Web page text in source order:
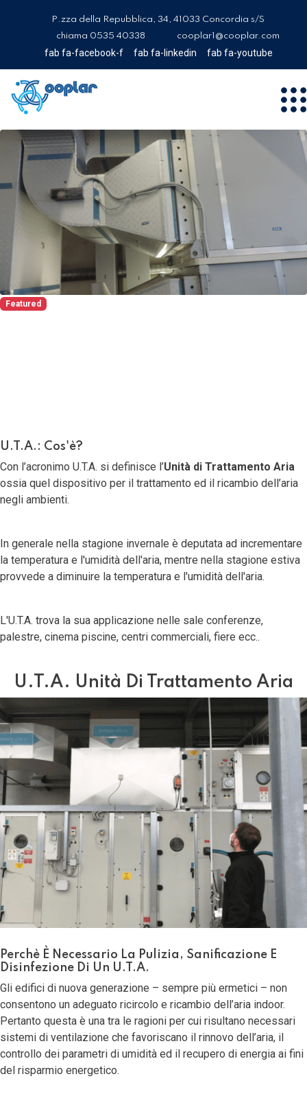
P.zza della Repubblica, 34, 41033 Concordia s/S
chiama 0535 40338
cooplar1@cooplar.com
fab fa-facebook-f fab fa-linkedin fab fa-youtube
Featured
U.T.A.: Cos'è?
Con l’acronimo U.T.A. si definisce l’Unità di Trattamento Aria
ossia quel dispositivo per il trattamento ed il ricambio dell’aria
negli ambienti.
In generale nella stagione invernale è deputata ad incrementare
la temperatura e l'umidità dell'aria, mentre nella stagione estiva
provvede a diminuire la temperatura e l'umidità dell'aria.
L'U.T.A. trova la sua applicazione nelle sale conferenze,
palestre, cinema piscine, centri commerciali, fiere ecc..
U.T.A. Unità Di Trattamento Aria
Perchè È Necessario La Pulizia, Sanificazione E
Disinfezione Di Un U.T.A.
Gli edifici di nuova generazione – sempre più ermetici – non
consentono un adeguato ricircolo e ricambio dell’aria indoor.
Pertanto questa è una tra le ragioni per cui risultano necessari
sistemi di ventilazione che favoriscano il rinnovo dell’aria, il
controllo dei parametri di umidità ed il recupero di energia ai fini
del risparmio energetico.